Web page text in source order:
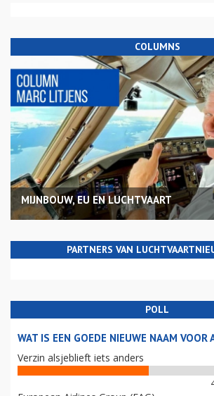
COLUMNS
MIJNBOUW, EU EN LUCHTVAART
PARTNERS VAN
POLL
WAT IS EEN GOEDE NIEUWE NAAM VOOR
Verzin alsjeblieft iets anders